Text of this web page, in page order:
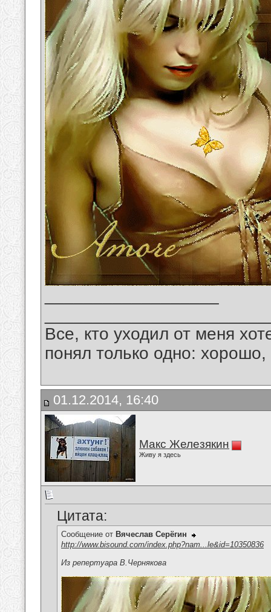
Все, кто уходил от меня
понял только одно:
01.12.2014, 16:40
Макс Железякин
Живу я здесь
Цитата:
Сообщение от Вячеслав Серёгин
http://www.bisound.com/index.php?nam...le&id=10350836
Из репертуара В.Чернякова